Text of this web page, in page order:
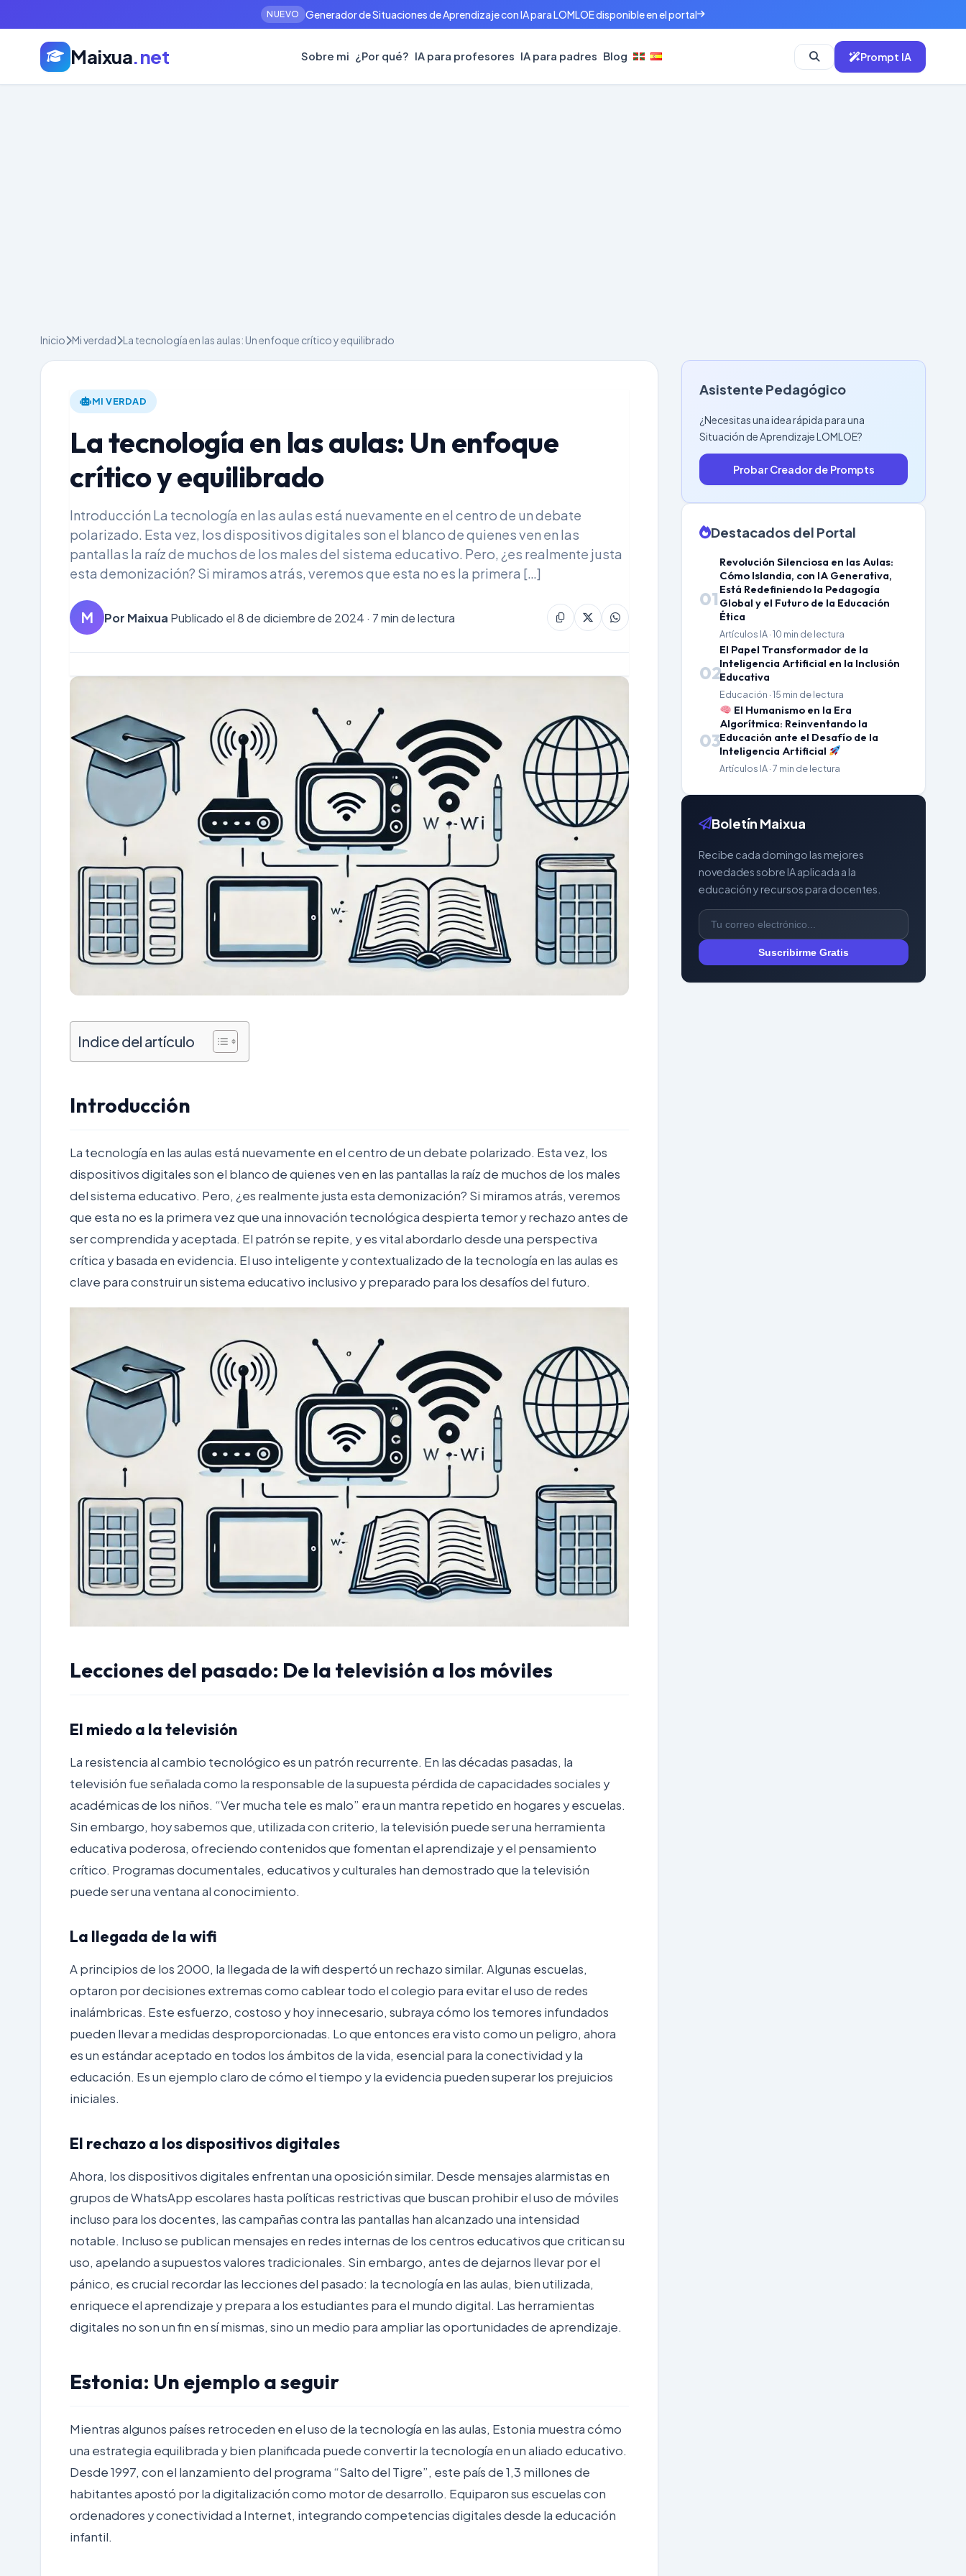
NUEVO Generador de Situaciones de Aprendizaje con IA para LOMLOE disponible en el portal
Maixua.net Sobre mi ¿Por qué? IA para profesores IA para padres Blog Prompt IA
Inicio Mi verdad La tecnología en las aulas: Un enfoque crítico y equilibrado
MI VERDAD
La tecnología en las aulas: Un enfoque
crítico y equilibrado
Introducción La tecnología en las aulas está nuevamente en el centro de un debate
polarizado. Esta vez, los dispositivos digitales son el blanco de quienes ven en las
pantallas la raíz de muchos de los males del sistema educativo. Pero, ¿es realmente justa
esta demonización? Si miramos atrás, veremos que esta no es la primera […]
M Por Maixua Publicado el 8 de diciembre de 2024 · 7 min de lectura
Indice del artículo
Introducción
La tecnología en las aulas está nuevamente en el centro de un debate polarizado. Esta vez, los
dispositivos digitales son el blanco de quienes ven en las pantallas la raíz de muchos de los males
del sistema educativo. Pero, ¿es realmente justa esta demonización? Si miramos atrás, veremos
que esta no es la primera vez que una innovación tecnológica despierta temor y rechazo antes de
ser comprendida y aceptada. El patrón se repite, y es vital abordarlo desde una perspectiva
crítica y basada en evidencia. El uso inteligente y contextualizado de la tecnología en las aulas es
clave para construir un sistema educativo inclusivo y preparado para los desafíos del futuro.
Lecciones del pasado: De la televisión a los móviles
El miedo a la televisión
La resistencia al cambio tecnológico es un patrón recurrente. En las décadas pasadas, la
televisión fue señalada como la responsable de la supuesta pérdida de capacidades sociales y
académicas de los niños. “Ver mucha tele es malo” era un mantra repetido en hogares y escuelas.
Sin embargo, hoy sabemos que, utilizada con criterio, la televisión puede ser una herramienta
educativa poderosa, ofreciendo contenidos que fomentan el aprendizaje y el pensamiento
crítico. Programas documentales, educativos y culturales han demostrado que la televisión
puede ser una ventana al conocimiento.
La llegada de la wifi
A principios de los 2000, la llegada de la wifi despertó un rechazo similar. Algunas escuelas,
optaron por decisiones extremas como cablear todo el colegio para evitar el uso de redes
inalámbricas. Este esfuerzo, costoso y hoy innecesario, subraya cómo los temores infundados
pueden llevar a medidas desproporcionadas. Lo que entonces era visto como un peligro, ahora
es un estándar aceptado en todos los ámbitos de la vida, esencial para la conectividad y la
educación. Es un ejemplo claro de cómo el tiempo y la evidencia pueden superar los prejuicios
iniciales.
El rechazo a los dispositivos digitales
Ahora, los dispositivos digitales enfrentan una oposición similar. Desde mensajes alarmistas en
grupos de WhatsApp escolares hasta políticas restrictivas que buscan prohibir el uso de móviles
incluso para los docentes, las campañas contra las pantallas han alcanzado una intensidad
notable. Incluso se publican mensajes en redes internas de los centros educativos que critican su
uso, apelando a supuestos valores tradicionales. Sin embargo, antes de dejarnos llevar por el
pánico, es crucial recordar las lecciones del pasado: la tecnología en las aulas, bien utilizada,
enriquece el aprendizaje y prepara a los estudiantes para el mundo digital. Las herramientas
digitales no son un fin en sí mismas, sino un medio para ampliar las oportunidades de aprendizaje.
Estonia: Un ejemplo a seguir
Mientras algunos países retroceden en el uso de la tecnología en las aulas, Estonia muestra cómo
una estrategia equilibrada y bien planificada puede convertir la tecnología en un aliado educativo.
Desde 1997, con el lanzamiento del programa “Salto del Tigre”, este país de 1,3 millones de
habitantes apostó por la digitalización como motor de desarrollo. Equiparon sus escuelas con
ordenadores y conectividad a Internet, integrando competencias digitales desde la educación
infantil.
Asistente Pedagógico
¿Necesitas una idea rápida para una
Situación de Aprendizaje LOMLOE?
Probar Creador de Prompts
Destacados del Portal
01
Revolución Silenciosa en las Aulas:
Cómo Islandia, con IA Generativa,
Está Redefiniendo la Pedagogía
Global y el Futuro de la Educación
Ética
Artículos IA · 10 min de lectura
02
El Papel Transformador de la
Inteligencia Artificial en la Inclusión
Educativa
Educación · 15 min de lectura
03
El Humanismo en la Era
Algorítmica: Reinventando la
Educación ante el Desafío de la
Inteligencia Artificial
Artículos IA · 7 min de lectura
Boletín Maixua
Recibe cada domingo las mejores
novedades sobre IA aplicada a la
educación y recursos para docentes.
Suscribirme Gratis